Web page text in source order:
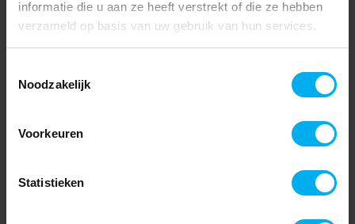
informatie die u aan ze heeft verstrekt of die ze hebben
verzameld op basis van uw gebruik van hun services.
Noodzakelijk
Voorkeuren
Statistieken